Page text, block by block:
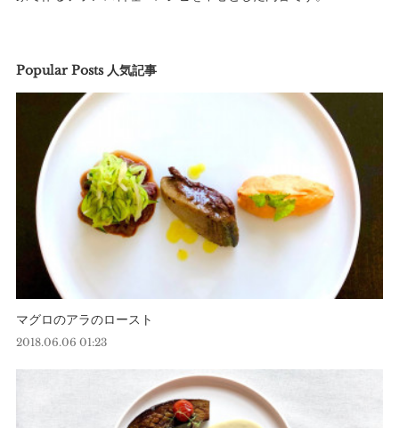
Popular Posts 人気記事
マグロのアラのロースト
2018.06.06 01:23